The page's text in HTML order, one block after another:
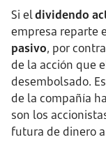
Si eldividendo
empresa reparte
pasivo, por
de la acción que
desembolsado.
de la compañía
son los
futura de dinero